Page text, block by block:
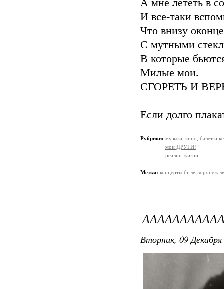
А мне лететь в
И все-таки
Что внизу оконце
С мутными
В которые
Милые мои.
СГОРЕТЬ И
Если долго
Рубрики: музыка, кино, балет и
мои ДРУГИ!
реалии жизни
Метки: концерты бг воронеж
Вторник, 09